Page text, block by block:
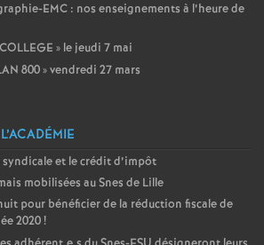
EMC : nos enseignements à l’heure de
COLLEGE » le jeudi 7 mai
800» vendredi 27 mars
et le crédit d’impôt
mobilisées au Snes de Lille
pour bénéficier de la réduction fiscale de
2020!